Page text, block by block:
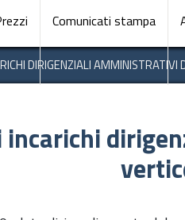
Navigazione
Comunicati stampa
DIRIGENZIALI AMMINISTRATIVI